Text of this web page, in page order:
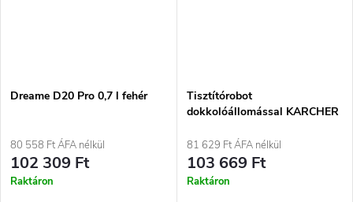
Dreame D20 Pro 0,7 l fehér
80 558 Ft ÁFA nélkül
102 309 Ft
Raktáron
Tisztítórobot
dokkolóállomással KARCHER
81 629 Ft ÁFA nélkül
103 669 Ft
Raktáron